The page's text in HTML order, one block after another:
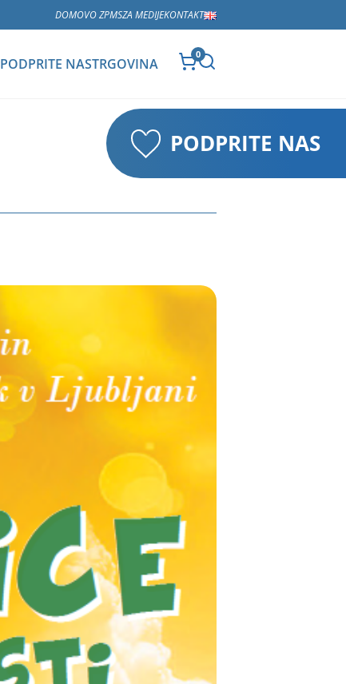
DOMOVO ZPMSZA MEDIJEKONTAKT
PODPRITE NASTRGOVINA
0
PODPRITE NAS